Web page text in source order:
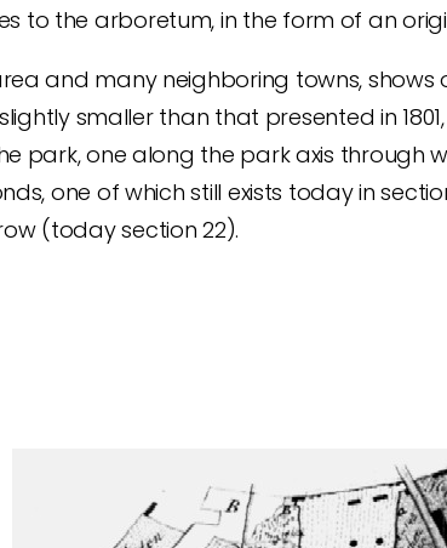
to the arboretum, in the form of an
and many neighboring towns,
smaller than that presented in
park, one along the park axis through
one of which still exists today in
(today section 22).